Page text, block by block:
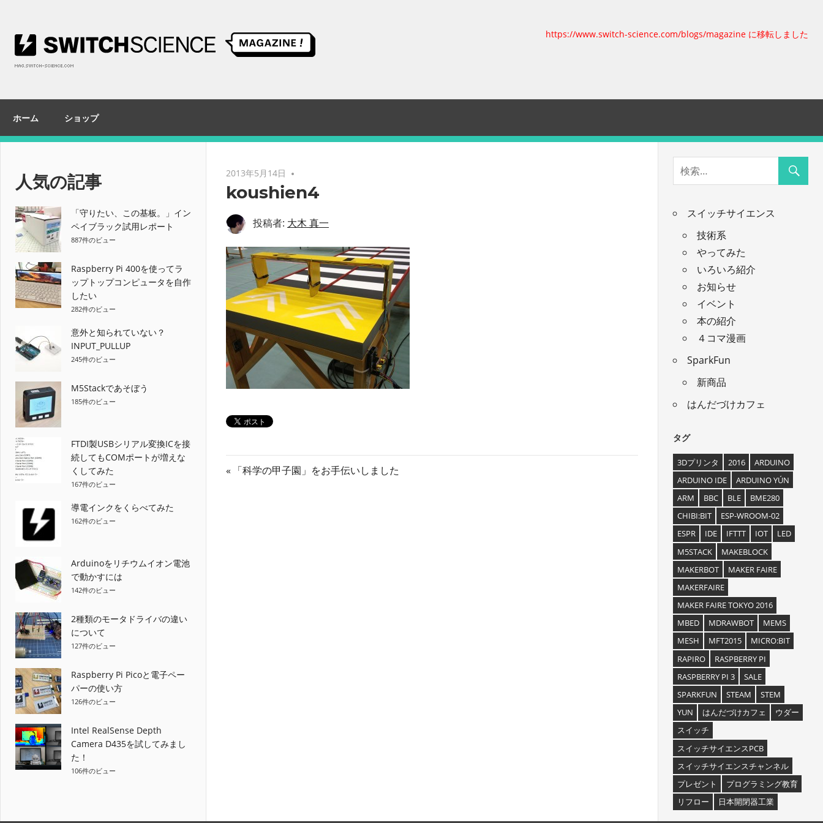
ッ
ッ
チ
エ
ン
ス
マ
ガ
ン
https://www.switch-science.com/blogs/magazine に移転しました
ホーム ショップ
2013年5月14日
koushien4
投稿者: 大木 真一
投
前
「科学の甲子園」をお手伝いしました
人気の記事
「守りたい、この基板。」イン
ペイブラック試用レポート
887件のビュー
Raspberry Pi 400を使ってラ
ップトップコンピュータを自作
したい
282件のビュー
意外と知られていない？
INPUT_PULLUP
245件のビュー
M5Stackであそぼう
185件のビュー
FTDI製USBシリアル変換ICを接
続してもCOMポートが増えな
くしてみた
167件のビュー
導電インクをくらべてみた
162件のビュー
Arduinoをリチウムイオン電池
で動かすには
142件のビュー
2種類のモータドライバの違い
について
127件のビュー
Raspberry Pi Picoと電子ペー
パーの使い方
126件のビュー
Intel RealSense Depth
Camera D435を試してみまし
た！
106件のビュー
スイッチサイエンス
技術系
やってみた
いろいろ紹介
お知らせ
イベント
本の紹介
４コマ漫画
SparkFun
新商品
はんだづけカフェ
タグ
3Dプリンタ 2016
ARDUINO
ARDUINO IDE
ARDUINO YÚN
ARM
BBC BLE
BME280
CHIBI:BIT
ESP-WROOM-02
ESPR
IDE IFTTT IOT
LED
M5STACK
MAKEBLOCK
MAKERBOT
MAKER FAIRE
MAKERFAIRE
MAKER FAIRE TOKYO 2016
MBED
MDRAWBOT
MEMS
MESH
MFT2015
MICRO:BIT
RAPIRO
RASPBERRY PI
RASPBERRY PI 3
SALE
SPARKFUN
STEAM
STEM
YUN
はんだづけカフェ
ウダー
スイッチ
スイッチサイエンスPCB
スイッチサイエンスチャンネル
プレゼント
プログラミング教育
リフロー
日本開閉器工業